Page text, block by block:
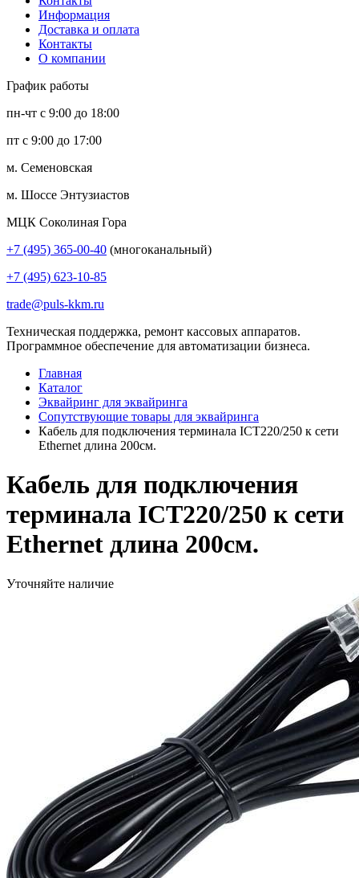
Информация
Доставка и оплата
Контакты
О компании
График работы
пн-чт с 9:00 до 18:00
пт с 9:00 до 17:00
м. Семеновская
м. Шоссе Энтузиастов
МЦК Соколиная Гора
+7 (495) 365-00-40 (многоканальный)
+7 (495) 623-10-85
trade@puls-kkm.ru
Техническая поддержка, ремонт кассовых аппаратов.
Программное обеспечение для автоматизации бизнеса.
Главная
Каталог
Эквайринг для эквайринга
Сопутствующие товары для эквайринга
Кабель для подключения терминала ICT220/250 к сети
Ethernet длина 200см.
Кабель для подключения
терминала ICT220/250 к сети
Ethernet длина 200см.
Уточняйте наличие